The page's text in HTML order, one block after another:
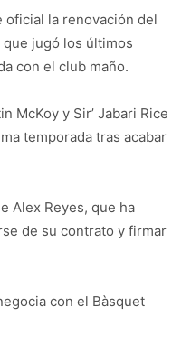
oficial la renovación del
jugó los últimos
con el club maño.
McKoy y Sir’ Jabari Rice
temporada tras acabar
Alex Reyes, que ha
de su contrato y firmar
con el Bàsquet